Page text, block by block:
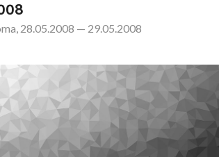
28.05.2008 — 29.05.2008